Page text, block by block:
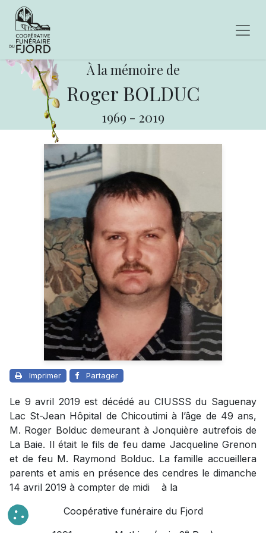
À la mémoire de
Roger BOLDUC
1969 - 2019
Imprimer Partager
Le 9 avril 2019 est décédé au CIUSSS du Saguenay
Lac St-Jean Hôpital de Chicoutimi à l’âge de 49 ans,
M. Roger Bolduc demeurant à Jonquière autrefois de
La Baie. Il était le fils de feu dame Jacqueline Grenon
et de feu M. Raymond Bolduc. La famille accueillera
parents et amis en présence des cendres le dimanche
14 avril 2019 à compter de midi à la
Coopérative funéraire du Fjord